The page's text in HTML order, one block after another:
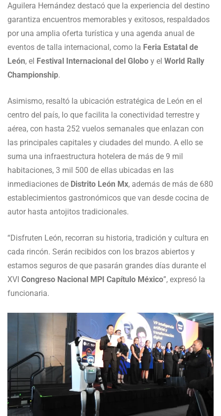
Aguilera Hernández destacó que la experiencia del destino
garantiza encuentros memorables y exitosos, respaldados
por una amplia oferta turística y una agenda anual de
eventos de talla internacional, como la Feria Estatal de
León, el Festival Internacional del Globo y el World Rally
Championship.
Asimismo, resaltó la ubicación estratégica de León en el
centro del país, lo que facilita la conectividad terrestre y
aérea, con hasta 252 vuelos semanales que enlazan con
las principales capitales y ciudades del mundo. A ello se
suma una infraestructura hotelera de más de 9 mil
habitaciones, 3 mil 500 de ellas ubicadas en las
inmediaciones de Distrito León Mx, además de más de 680
establecimientos gastronómicos que van desde cocina de
autor hasta antojitos tradicionales.
“Disfruten León, recorran su historia, tradición y cultura en
cada rincón. Serán recibidos con los brazos abiertos y
estamos seguros de que pasarán grandes días durante el
XVI Congreso Nacional MPI Capítulo México”, expresó la
funcionaria.